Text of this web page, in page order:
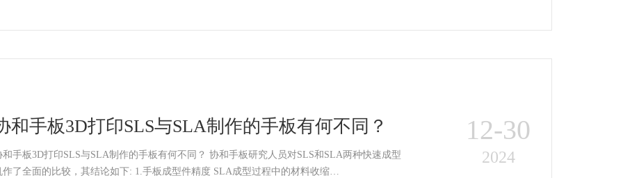
和手板3D打印SLS与SLA制作的手板有何不同？
手板3D打印SLS与SLA制作的手板有何不同？ 协和手板研究人员对SLS和SLA两种快速成型
机作了全面的比较，其结论如下: 1.手板成型件精度 SLA成型过程中的材料收缩…
12-30
2024